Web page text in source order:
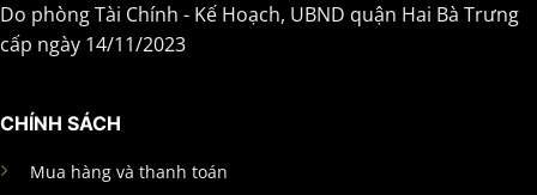
Do phòng Tài Chính - Kế Hoạch, UBND quận Hai Bà Trưng
cấp ngày 14/11/2023
CHÍNH SÁCH
Mua hàng và thanh toán